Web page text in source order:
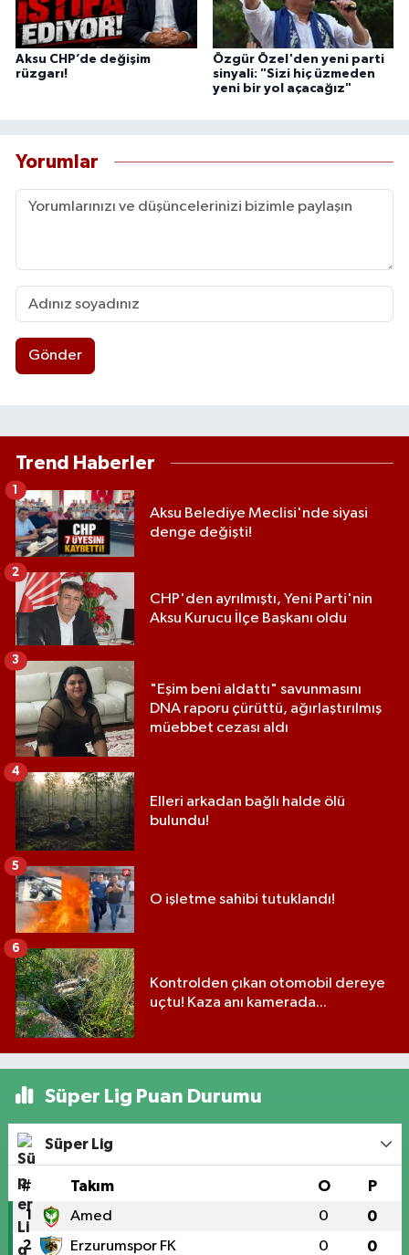
Aksu CHP’de değişim
rüzgarı!
Özgür Özel'den yeni parti
sinyali: "Sizi hiç üzmeden
yeni bir yol açacağız"
Yorumlar
Gönder
Trend Haberler
Aksu Belediye Meclisi'nde siyasi
denge değişti!
1
CHP'den ayrılmıştı, Yeni Parti'nin
Aksu Kurucu İlçe Başkanı oldu
2
"Eşim beni aldattı" savunmasını
DNA raporu çürüttü, ağırlaştırılmış
müebbet cezası aldı
3
Elleri arkadan bağlı halde ölü
bulundu!
4
O işletme sahibi tutuklandı!
5
Kontrolden çıkan otomobil dereye
uçtu! Kaza anı kamerada...
6
Süper Lig Puan Durumu
Süper Lig
# Takım O P
1 Amed 0 0
2 Erzurumspor FK 0 0